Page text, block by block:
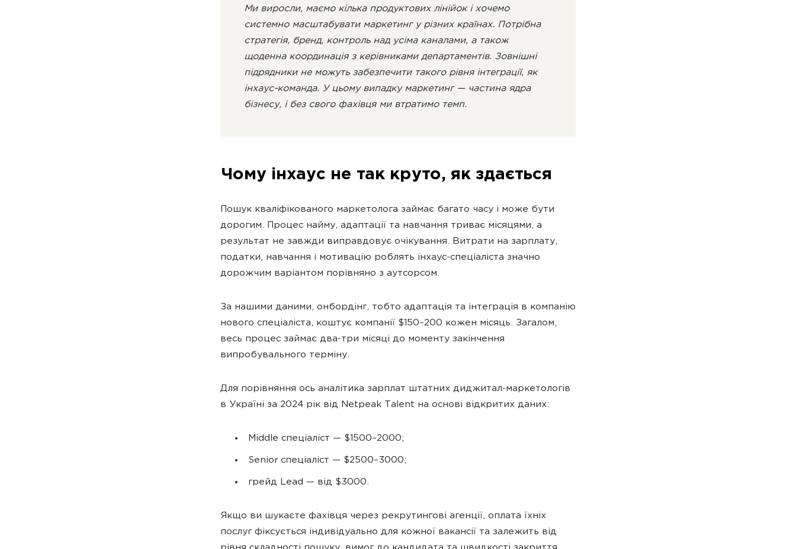
Ми виросли, маємо кілька продуктових лінійок і хочемо
системно масштабувати маркетинг у різних країнах. Потрібна
стратегія, бренд, контроль над усіма каналами, а також
щоденна координація з керівниками департаментів. Зовнішні
підрядники не можуть забезпечити такого рівня інтеграції, як
інхаус-команда. У цьому випадку маркетинг — частина ядра
бізнесу, і без свого фахівця ми втратимо темп.
Чому інхаус не так круто, як здається
Пошук кваліфікованого маркетолога займає багато часу і може бути
дорогим. Процес найму, адаптації та навчання триває місяцями, а
результат не завжди виправдовує очікування. Витрати на зарплату,
податки, навчання і мотивацію роблять інхаус-спеціаліста значно
дорожчим варіантом порівняно з аутсорсом.
За нашими даними, онбордінг, тобто адаптація та інтеграція в компанію
нового спеціаліста, коштує компанії $150–200 кожен місяць. Загалом,
весь процес займає два-три місяці до моменту закінчення
випробувального терміну.
Для порівняння ось аналітика зарплат штатних диджитал-маркетологів
в Україні за 2024 рік від Netpeak Talent на основі відкритих даних:
Middle спеціаліст — $1500–2000;
Senior спеціаліст — $2500–3000;
грейд Lead — від $3000.
Якщо ви шукаєте фахівця через рекрутингові агенції, оплата їхніх
послуг фіксується індивідуально для кожної вакансії та залежить від